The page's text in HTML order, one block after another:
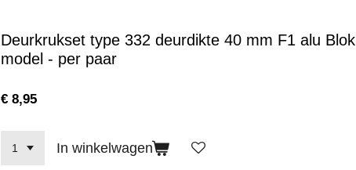
Deurkrukset type 332 deurdikte 40 mm F1 alu Blok
model - per paar
€ 8,95
In winkelwagen